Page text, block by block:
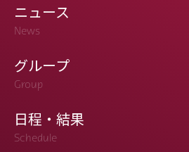
ニュース
News
グループ
Group
日程・結果
Schedule